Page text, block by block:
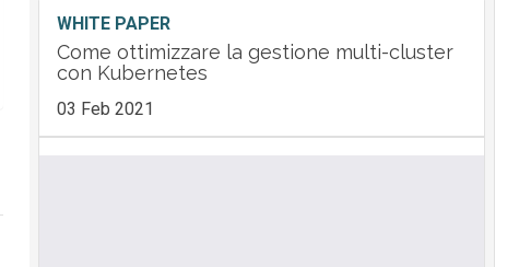
WHITE PAPER
Come ottimizzare la gestione multi-cluster
con Kubernetes
03 Feb 2021